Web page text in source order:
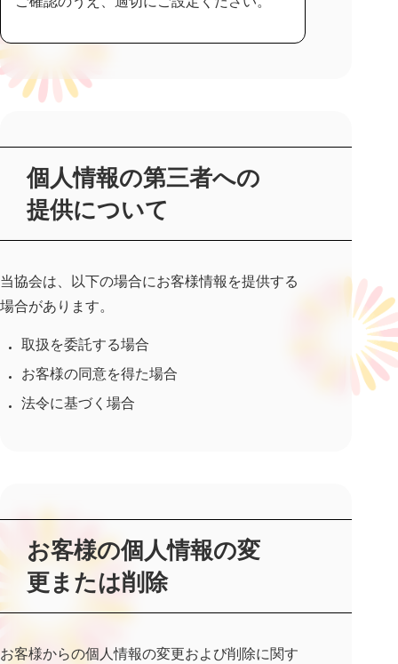
個人情報の第三者への
提供について
当協会は、以下の場合にお客様情報を提供する
場合があります。
取扱を委託する場合
お客様の同意を得た場合
法令に基づく場合
お客様の個人情報の変
更または削除
お客様からの個人情報の変更および削除に関す